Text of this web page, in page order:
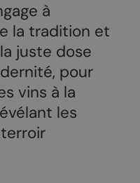
à
la tradition et
juste dose
pour
vins à la
les